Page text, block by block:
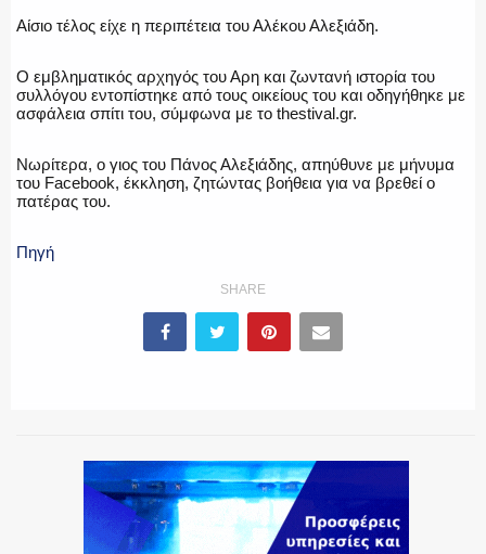
ΕΛΛΗΝΙΚΗ ΑΣΤΥΝΟΜΙΑ
ΛΙΜΕΝΙΚΟ
ΕΝΟΠΛΕΣ ΔΥΝΑΜΕΙΣ
Αίσιο τέλος είχε η περιπέτεια του Αλέκου Αλεξιάδη.
Ο εμβληματικός αρχηγός του Αρη και ζωντανή ιστορία του
συλλόγου εντοπίστηκε από τους οικείους του και οδηγήθηκε με
ασφάλεια σπίτι του, σύμφωνα με το thestival.gr.
Νωρίτερα, ο γιος του Πάνος Αλεξιάδης, απηύθυνε με μήνυμα
του Facebook, έκκληση, ζητώντας βοήθεια για να βρεθεί ο
πατέρας του.
Πηγή
SHARE